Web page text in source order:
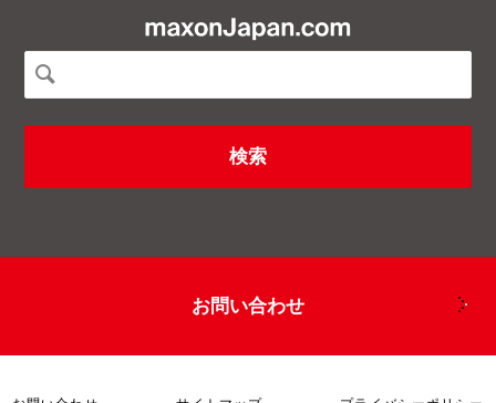
お問い合わせ